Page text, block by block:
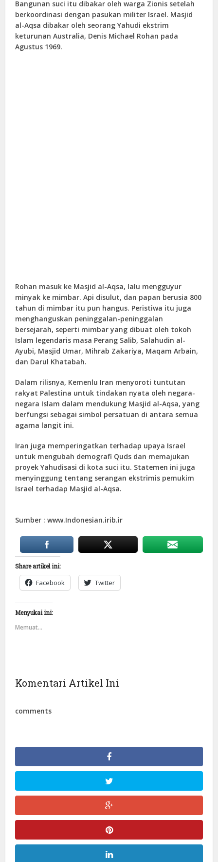
Bangunan suci itu dibakar oleh warga Zionis setelah
berkoordinasi dengan pasukan militer Israel. Masjid
al-Aqsa dibakar oleh seorang Yahudi ekstrim
keturunan Australia, Denis Michael Rohan pada
Agustus 1969.
Rohan masuk ke Masjid al-Aqsa, lalu mengguyur
minyak ke mimbar. Api disulut, dan papan berusia 800
tahun di mimbar itu pun hangus. Peristiwa itu juga
menghanguskan peninggalan-peninggalan
bersejarah, seperti mimbar yang dibuat oleh tokoh
Islam legendaris masa Perang Salib, Salahudin al-
Ayubi, Masjid Umar, Mihrab Zakariya, Maqam Arbain,
dan Darul Khatabah.
Dalam rilisnya, Kemenlu Iran menyoroti tuntutan
rakyat Palestina untuk tindakan nyata oleh negara-
negara Islam dalam mendukung Masjid al-Aqsa, yang
berfungsi sebagai simbol persatuan di antara semua
agama langit ini.
Iran juga memperingatkan terhadap upaya Israel
untuk mengubah demografi Quds dan memajukan
proyek Yahudisasi di kota suci itu. Statemen ini juga
menyinggung tentang serangan ekstrimis pemukim
Israel terhadap Masjid al-Aqsa.
Sumber : www.Indonesian.irib.ir
Share artikel ini:
Facebook Twitter
Menyukai ini:
Memuat...
Komentari Artikel Ini
comments